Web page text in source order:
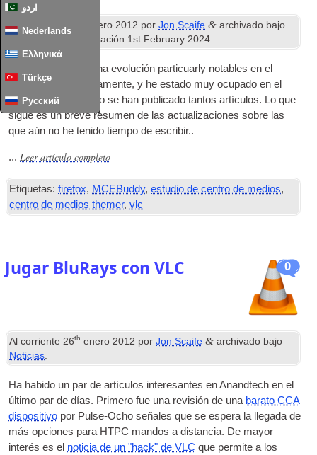
اردو
Nederlands
Ελληνικά
Türkçe
Русский
Publicado 27 Febrero 2012 porJon Scaife & archivado bajo
. Última actualización 1st February 2024.
No ha habido ninguna evolución particuarly notables en el
HTPCmundo últimamente, y he estado muy ocupado en el
trabajo, por lo que no se han publicado tantos artículos. Lo que
sigue es un breve resumen de las actualizaciones sobre las
que aún no he tenido tiempo de escribir..
... Leer artículo completo
Etiquetas: firefox, MCEBuddy,estudio de centro de medios,
centro de medios themer,vlc
0
Jugar BluRays con VLC
Al corriente 26th enero 2012 porJon Scaife & archivado bajo
Noticias
Ha habido un par de artículos interesantes en Anandtech en el
último par de días. Primero fue una revisión de una baratoCCA
dispositivo por Pulse-Ocho señales que se espera la llegada de
más opciones para HTPC mandos a distancia. De mayor
interés es el noticia de un "hack" de VLC que permite a los